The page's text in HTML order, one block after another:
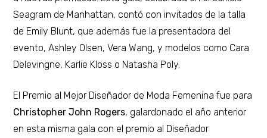
Seagram de Manhattan, contó con invitados de la talla
de Emily Blunt, que además fue la presentadora del
evento, Ashley Olsen, Vera Wang, y modelos como Cara
Delevingne, Karlie Kloss o Natasha Poly.
El Premio al Mejor Diseñador de Moda Femenina fue para
Christopher John Rogers, galardonado el año anterior
en esta misma gala con el premio al Diseñador